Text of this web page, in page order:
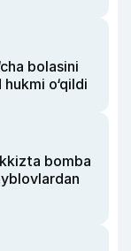
bolasini
o‘qildi
bomba